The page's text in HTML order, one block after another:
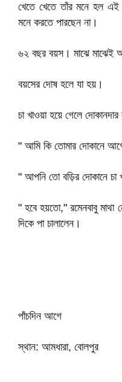
খেতে খেতে তাঁর মনে হল এই
মনে করতে পারছেন না।
৬২ বছর বয়স। মাঝে মাঝেই
বয়সের দোষ হলে যা হয়।
চা খাওয়া হয়ে গেলে
" আমি কি তোমার দোকানে
" আপনি তো বড়ির দোকানে
" হবে হয়তো," রমেনবাবু মাথা
দিকে পা চালালেন।
পাঁচদিন আগে
স্থান: আমধারা,